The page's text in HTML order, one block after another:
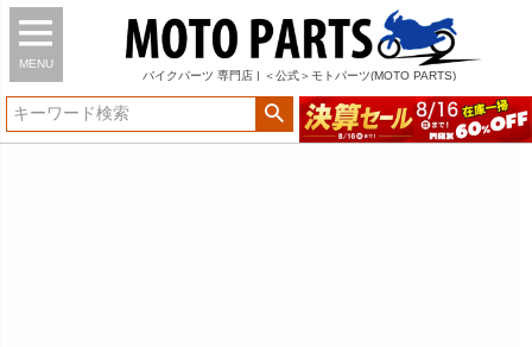
MENU
バイク パーツ 専門店 | ＜公式＞モトパーツ(MOTO PARTS)